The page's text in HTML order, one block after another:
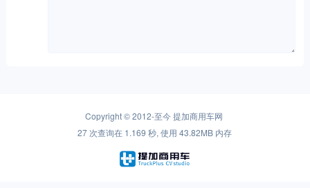
Copyright © 2012-至今提加商用车网
27 次查询在 1.169 秒, 使用 43.82MB 内存